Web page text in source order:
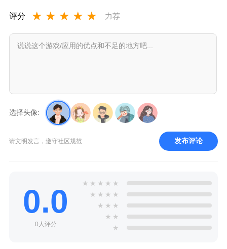
评分 ★ ★ ★ ★ ★ 力荐
选择头像:
请文明发言，遵守社区规范 发布评论
0.0
0人评分
★ ★ ★ ★ ★
★ ★ ★ ★
★ ★ ★
★ ★
★